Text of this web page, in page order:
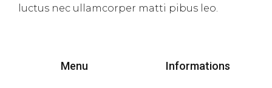
luctus nec ullamcorper matti pibus leo.
Menu Informations